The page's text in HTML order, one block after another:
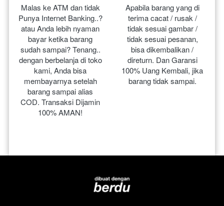
Malas ke ATM dan tidak
Punya Internet Banking..?
atau Anda lebih nyaman
bayar ketika barang
sudah sampai? Tenang..
dengan berbelanja di toko
kami, Anda bisa
membayarnya setelah
barang sampai alias
COD. Transaksi Dijamin
100% AMAN!
Apabila barang yang di
terima cacat / rusak /
tidak sesuai gambar /
tidak sesuai pesanan,
bisa dikembalikan /
direturn. Dan Garansi
100% Uang Kembali, jika
barang tidak sampai.